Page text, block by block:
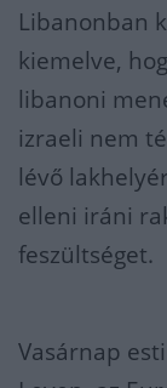
Libanonban
kiemelve,
libanoni
izraeli nem
lévő
elleni iráni
feszültséget.
Vasárnap